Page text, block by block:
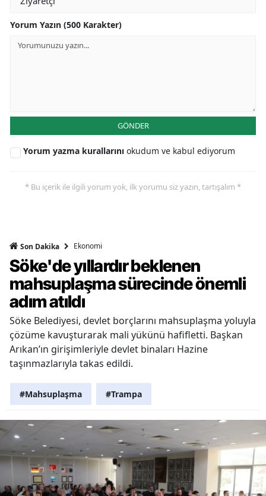
Yorum Yazın (500 Karakter)
GÖNDER
Yorum yazma kurallarını okudum ve kabul ediyorum
* Bu içerik ile ilgili yorum yok, ilk yorumu siz yazın, tartışalım *
Son Dakika Ekonomi
Söke'de yıllardır beklenen
mahsuplaşma sürecinde önemli
adım atıldı
Söke Belediyesi, devlet borçlarını mahsuplaşma yoluyla
çözüme kavuşturarak mali yükünü hafifletti. Başkan
Arıkan’ın girişimleriyle devlet binaları Hazine
taşınmazlarıyla takas edildi.
#Mahsuplaşma #Trampa